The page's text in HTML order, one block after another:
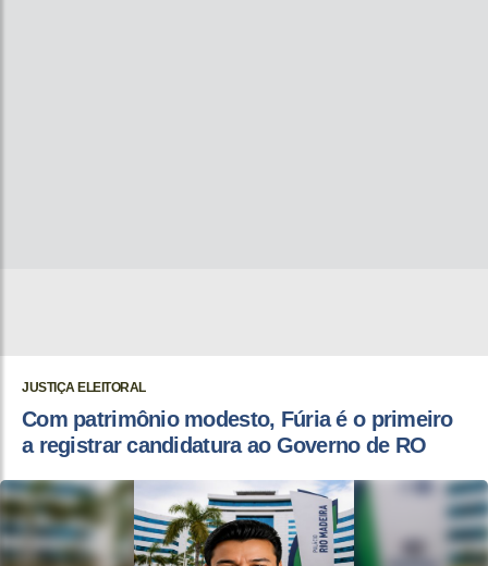
JUSTIÇA ELEITORAL
Com patrimônio modesto, Fúria é o primeiro
a registrar candidatura ao Governo de RO